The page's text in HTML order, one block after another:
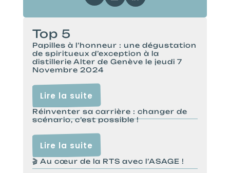
Top 5
Papilles à l’honneur : une dégustation
de spiritueux d’exception à la
distillerie Alter de Genève le jeudi 7
Novembre 2024
Lire la suite
Réinventer sa carrière : changer de
scénario, c’est possible !
Lire la suite
🎬 Au cœur de la RTS avec l’ASAGE !